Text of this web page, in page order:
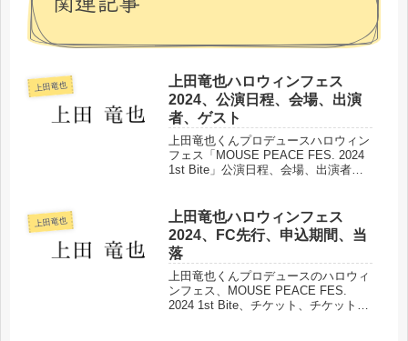
上田竜也
上田竜也ハロウィンフェス
2024、公演日程、会場、出演
者、ゲスト
上田竜也くんプロデュースハロウィン
フェス「MOUSE PEACE FES. 2024
1st Bite」公演日程、会場、出演者、
上田竜也
上田竜也ハロウィンフェス
2024、FC先行、申込期間、当
落
上田竜也くんプロデュースのハロウィ
ンフェス、MOUSE PEACE FES.
2024 1st Bite、チケット、チケット料